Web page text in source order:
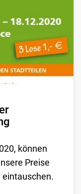
können
Preise
eintauschen.